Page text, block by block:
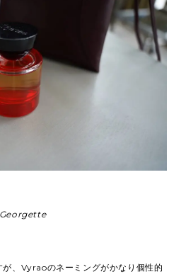
Georgette
、Vyraoのネーミングがかなり個性的